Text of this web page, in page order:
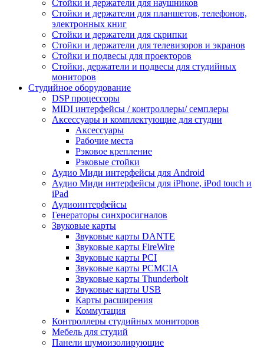
Стойки и держатели для наушников
Стойки и держатели для планшетов, телефонов,
электронных книг
Стойки и держатели для скрипки
Стойки и держатели для телевизоров и экранов
Стойки и подвесы для проекторов
Стойки, держатели и подвесы для студийных
мониторов
Студийное оборудование
DSP процессоры
MIDI интерфейсы / контроллеры/ семплеры
Аксессуары и комплектующие для студии
Аксессуары
Рабочие места
Рэковое крепление
Рэковые стойки
Аудио Миди интерфейсы для Android
Аудио Миди интерфейсы для iPhone, iPod touch и
iPad
Аудиоинтерфейсы
Генераторы синхросигналов
Звуковые карты
Звуковые карты DANTE
Звуковые карты FireWire
Звуковые карты PCI
Звуковые карты PCMCIA
Звуковые карты Thunderbolt
Звуковые карты USB
Карты расширения
Коммутация
Контроллеры студийных мониторов
Мебель для студий
Панели шумоизолирующие